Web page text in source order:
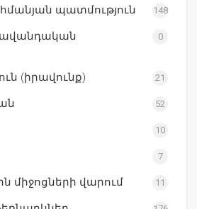
պատմություն 148
ավանդական
0
(իրավունք) 21
52
10
7
միջոցների վարում 11